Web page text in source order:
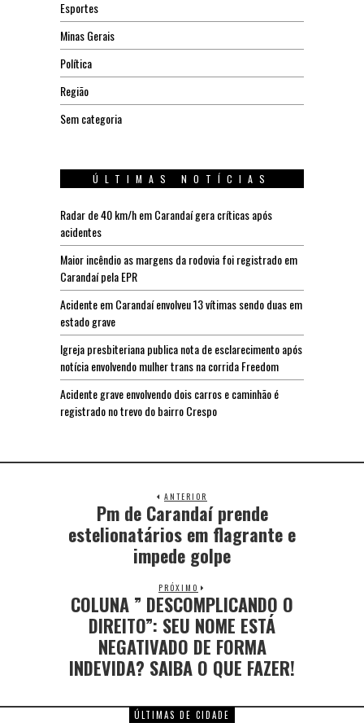
Esportes
Minas Gerais
Política
Região
Sem categoria
ÚLTIMAS NOTÍCIAS
Radar de 40 km/h em Carandaí gera críticas após
acidentes
Maior incêndio as margens da rodovia foi registrado em
Carandaí pela EPR
Acidente em Carandaí envolveu 13 vítimas sendo duas em
estado grave
Igreja presbiteriana publica nota de esclarecimento após
notícia envolvendo mulher trans na corrida Freedom
Acidente grave envolvendo dois carros e caminhão é
registrado no trevo do bairro Crespo
ANTERIOR
Pm de Carandaí prende
estelionatários em flagrante e
impede golpe
PRÓXIMO
COLUNA ” DESCOMPLICANDO O
DIREITO”: SEU NOME ESTÁ
NEGATIVADO DE FORMA
INDEVIDA? SAIBA O QUE FAZER!
ÚLTIMAS DE CIDADE